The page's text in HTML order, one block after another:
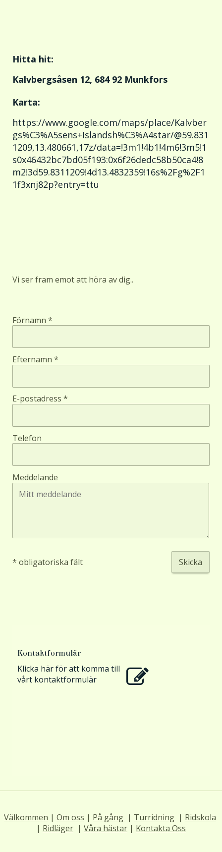
Hitta hit:
Kalvbergsåsen 12, 684 92 Munkfors
Karta:
https://www.google.com/maps/place/Kalvber
gs%C3%A5sens+Islandsh%C3%A4star/@59.831
1209,13.480661,17z/data=!3m1!4b1!4m6!3m5!1
s0x46432bc7bd05f193:0x6f26dedc58b50ca4!8
m2!3d59.8311209!4d13.4832359!16s%2Fg%2F1
1f3xnj82p?entry=ttu
Vi ser fram emot att höra av dig..
Förnamn *
Efternamn *
E-postadress *
Telefon
Meddelande
* obligatoriska fält
Kontaktformulär
Klicka här för att komma till
vårt kontaktformulär
Välkommen | Om oss | På gång | Turridning | Ridskola
| Ridläger | Våra hästar | Kontakta Oss